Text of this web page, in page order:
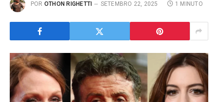
POR OTHON RIGHETTI SETEMBRO 22, 2025 1 MINUTO